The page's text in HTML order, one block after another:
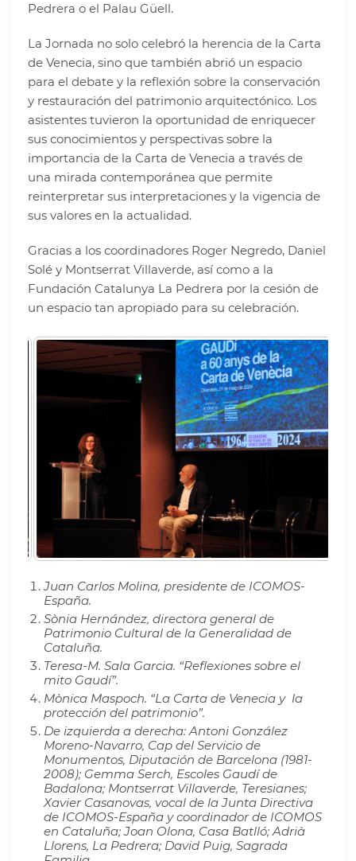
Pedrera o el Palau Güell.
La Jornada no solo celebró la herencia de la Carta
de Venecia, sino que también abrió un espacio
para el debate y la reflexión sobre la conservación
y restauración del patrimonio arquitectónico. Los
asistentes tuvieron la oportunidad de enriquecer
sus conocimientos y perspectivas sobre la
importancia de la Carta de Venecia a través de
una mirada contemporánea que permite
reinterpretar sus interpretaciones y la vigencia de
sus valores en la actualidad.
Gracias a los coordinadores Roger Negredo, Daniel
Solé y Montserrat Villaverde, así como a la
Fundación Catalunya La Pedrera por la cesión de
un espacio tan apropiado para su celebración.
Juan Carlos Molina, presidente de ICOMOS-
España.
Sònia Hernández, directora general de
Patrimonio Cultural de la Generalidad de
Cataluña.
Teresa-M. Sala Garcia. “Reflexiones sobre el
mito Gaudí”.
Mònica Maspoch. “La Carta de Venecia y la
protección del patrimonio”.
De izquierda a derecha: Antoni González
Moreno-Navarro, Cap del Servicio de
Monumentos, Diputación de Barcelona (1981-
2008); Gemma Serch, Escoles Gaudí de
Badalona; Montserrat Villaverde, Teresianes;
Xavier Casanovas, vocal de la Junta Directiva
de ICOMOS-España y coordinador de ICOMOS
en Cataluña; Joan Olona, Casa Batlló; Adrià
Llorens, La Pedrera; David Puig, Sagrada